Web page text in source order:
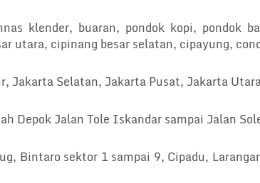
klender, buaran, pondok kopi, pondok
utara, cipinang besar selatan, cipayung,
Jakarta Selatan, Jakarta Pusat, Jakarta
Depok Jalan Tole Iskandar sampai Jalan
Bintaro sektor 1 sampai 9, Cipadu,